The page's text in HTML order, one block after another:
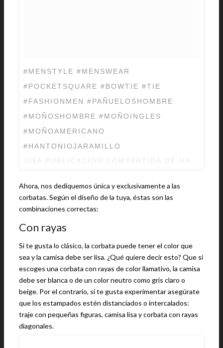
#MENSTYLE #MENSWEAR
#POCKETSQUARE #BOWTIE #TIE
#FASHIONMEN #PAÑUELOSHOMBRE
#MOÑOSHOMBRE #MOÑOINGLES
#MOÑOAMERICANO
#HANTONIOJARAMILLO
Ahora, nos dediquemos única y exclusivamente a las
corbatas. Según el diseño de la tuya, éstas son las
combinaciones correctas:
Con rayas
Si te gusta lo clásico, la corbata puede tener el color que
sea y la camisa debe ser lisa. ¿Qué quiere decir esto? Que si
escoges una corbata con rayas de color llamativo, la camisa
debe ser blanca o de un color neutro como gris claro o
beige. Por el contrario, si te gusta experimentar asegúrate
que los estampados estén distanciados o intercalados:
traje con pequeñas figuras, camisa lisa y corbata con rayas
diagonales.